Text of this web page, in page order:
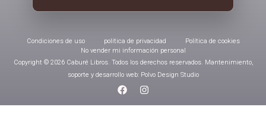
Condiciones de uso política de privacidad
Política de cookies
No vender mi información personal
Copyright © 2026 Caburé Libros. Todos los derechos reservados. Mantenimiento,
soporte y desarrollo web: Polvo Design Studio